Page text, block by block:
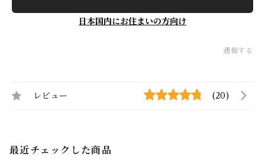
日本国内にお住まいの方向け
通報する
レビュー (20)
最近チェックした商品